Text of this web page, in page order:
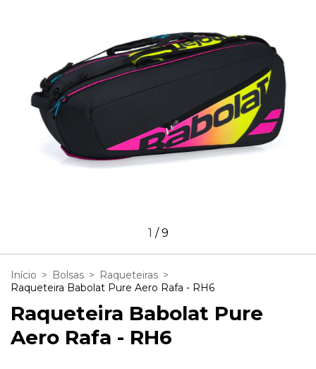
1 /9
Início > Bolsas > Raqueteiras >
Raqueteira Babolat Pure Aero Rafa - RH6
Raqueteira Babolat Pure
Aero Rafa - RH6